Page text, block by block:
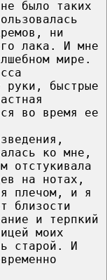
было таких
ни
лака. И мне
мире.
руки, быстрые
во время ее
ко мне,
отстукивала
на нотах,
плечом, и я
близости
и терпкий
моих
старой. И